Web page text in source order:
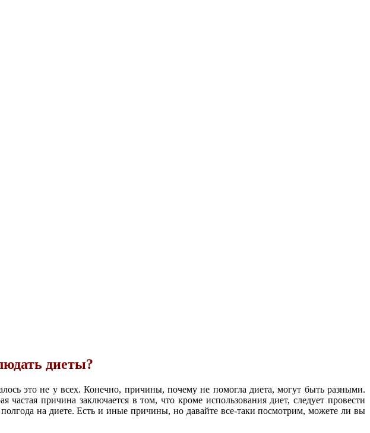
диеты?
это не у всех. Конечно, причины, почему не помогла диета, могут быть разными.
частая причина заключается в том, что кроме использования диет, следует провести
на диете. Есть и иные причины, но давайте все-таки посмотрим, можете ли вы